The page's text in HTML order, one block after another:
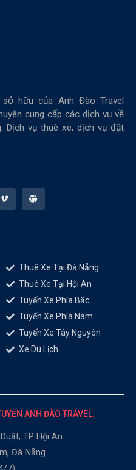
sở hữu của Anh Đào Travel
cung cấp các dịch vụ về
Dịch vụ thuê xe, dịch vụ đặt
Thuê Xe Tại Đà Nẵng
Thuê Xe Tại Hội An
Tuyến Xe Phía Bắc
Tuyến Xe Phía Nam
Tuyến Xe Tây Nguyên
Xe Du Lịch
ANH ĐÀO TRAVEL.
TP Hội An.
Đà Nẵng.